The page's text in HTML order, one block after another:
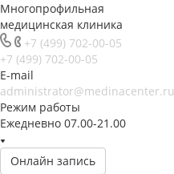
Многопрофильная
медицинская клиника
+7 (499) 702-00-05
+7 (499) 702-00-05
E-mail
administrator@medinacenter.ru
Режим работы
Ежедневно 07.00-21.00
Онлайн запись